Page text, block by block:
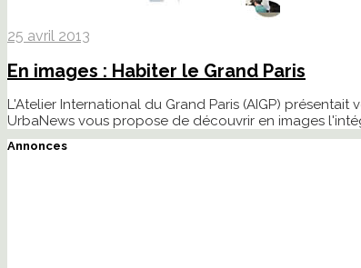
25 avril 2013
En images : Habiter le Grand Paris
L'Atelier International du Grand Paris (AIGP)
UrbaNews vous propose de découvrir en images
Annonces